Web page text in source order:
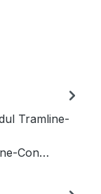
Tramline-
Con…